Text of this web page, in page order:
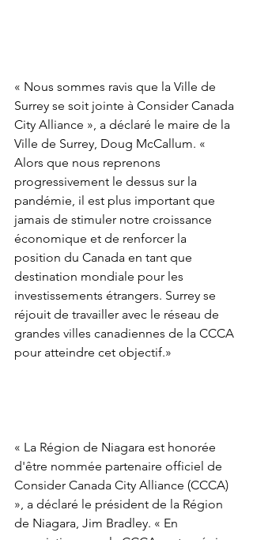
« Nous sommes ravis que la Ville de
Surrey se soit jointe à Consider Canada
City Alliance », a déclaré le maire de la
Ville de Surrey, Doug McCallum. «
Alors que nous reprenons
progressivement le dessus sur la
pandémie, il est plus important que
jamais de stimuler notre croissance
économique et de renforcer la
position du Canada en tant que
destination mondiale pour les
investissements étrangers. Surrey se
réjouit de travailler avec le réseau de
grandes villes canadiennes de la CCCA
pour atteindre cet objectif.»
« La Région de Niagara est honorée
d'être nommée partenaire officiel de
Consider Canada City Alliance (CCCA)
», a déclaré le président de la Région
de Niagara, Jim Bradley. « En